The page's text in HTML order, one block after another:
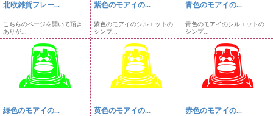
北欧雑貨フレー...
こちらのページを開いて頂き
ありが...
紫色のモアイの...
紫色のモアイのシルエットの
シンプ...
青色のモアイの...
青色のモアイのシルエットの
シンプ...
緑色のモアイの... 黄色のモアイの... 赤色のモアイの...